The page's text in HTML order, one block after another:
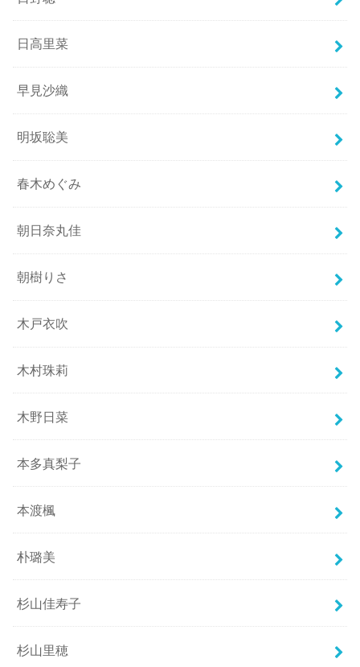
日高里菜
早見沙織
明坂聡美
春木めぐみ
朝日奈丸佳
朝樹りさ
木戸衣吹
木村珠莉
木野日菜
本多真梨子
本渡楓
朴璐美
杉山佳寿子
杉山里穂